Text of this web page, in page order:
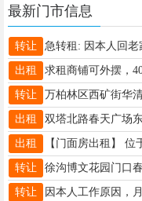
最新门市信息
转让
出租 求租商铺可外摆，
转让
出租
出租
转让
转让